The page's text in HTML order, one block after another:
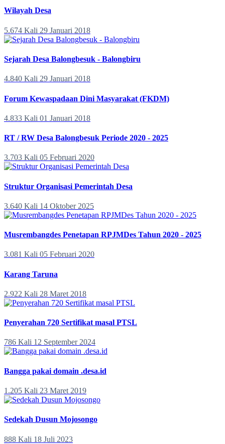
Wilayah Desa
5.674 Kali 29 Januari 2018
Sejarah Desa Balongbesuk - Balongbiru
4.840 Kali 29 Januari 2018
Forum Kewaspadaan Dini Masyarakat (FKDM)
4.833 Kali 01 Januari 2018
RT / RW Desa Balongbesuk Periode 2020 - 2025
3.703 Kali 05 Februari 2020
Struktur Organisasi Pemerintah Desa
3.640 Kali 14 Oktober 2025
Musrembangdes Penetapan RPJMDes Tahun 2020 - 2025
3.081 Kali 05 Februari 2020
Karang Taruna
2.922 Kali 28 Maret 2018
Penyerahan 720 Sertifikat masal PTSL
786 Kali 12 September 2024
Bangga pakai domain .desa.id
1.205 Kali 23 Maret 2019
Sedekah Dusun Mojosongo
888 Kali 18 Juli 2023